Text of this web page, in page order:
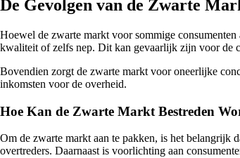
De Gevolgen van de Zwarte
Hoewel de zwarte markt voor sommige
kwaliteit of zelfs nep. Dit kan gevaarlijk zijn voor de
Bovendien zorgt de zwarte markt voor oneerlijke
inkomsten voor de overheid.
Hoe Kan de Zwarte Markt Bestreden
Om de zwarte markt aan te pakken, is het belangrijk
overtreders. Daarnaast is voorlichting aan